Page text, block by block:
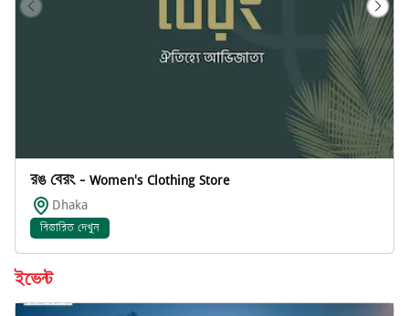
রঙ বেরং - Women's Clothing Store
Dhaka
বিস্তারিত দেখুন
ইভেন্ট